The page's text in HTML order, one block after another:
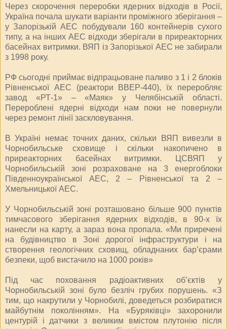
Через скорочення переробки ядерних відходів в Росії,
Україна почала шукати варіанти проміжного зберігання –
у Запорізькій АЕС побудували 160 контейнерів сухого
типу, а на інших АЕС відходи зберігали в приреакторних
басейнах витримки. ВЯП із Запорізької АЕС не забирали
з 1998 року.
РФ сьогодні приймає відпрацьоване паливо з 1 і 2 блоків
Рівненської АЕС (реактори ВВЕР-440), їх переробляє
завод «РТ-1» – «Маяк» у Челябінській області.
Перероблені ядерні відходи нам поки не повернули
через ремонт лінії заскловування.
В Україні немає точних даних, скільки ВЯП вивезли в
Чорнобильське сховище і скільки накопичено в
приреакторних басейнах витримки. ЦСВЯП у
Чорнобильській зоні розраховане на 3 енергоблоки
Південноукраїнської АЕС, 2 – Рівненської та 2 –
Хмельницької АЕС.
У Чорнобильській зоні розташовано більше 900 пунктів
тимчасового зберігання ядерних відходів, в 90-х їх
нанесли на карту, а зараз вона пропала. «Ми приречені
на будівництво в Зоні дорогої інфраструктури і на
створення геологічних сховищ, обладнаних бар’єрами
безпеки, щоб вистачило на 1000 років»
Під час поховання радіоактивних об’єктів у
Чорнобильській зоні було безліч грубих порушень. «З
тим, що накрутили у Чорнобилі, доведеться розбиратися
майбутнім поколінням». На «Буряківці» захоронили
центурій і датчики з великим вмістом плутонію після